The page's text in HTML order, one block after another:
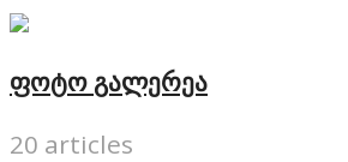
ფოტო გალერეა
20 articles